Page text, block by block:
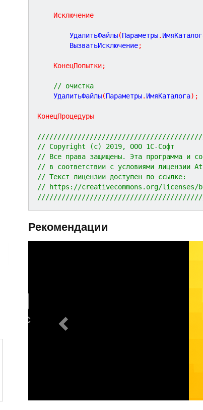
Исключение
		УдалитьФайлы
(Параметры.
		ВызватьИсключение
;
КонецПопытки;
// очистка
	УдалитьФайлы
(Параметры. ИмяКаталога) ;
КонецПроцедуры
// Copyright (c) 2019, ООО 1С-Софт
// Все права защищены. Эта программа и
// в соответствии с условиями
// Текст лицензии доступен по ссылке:
// https://creativecommons.org/licenses/
Рекомендации
o
u